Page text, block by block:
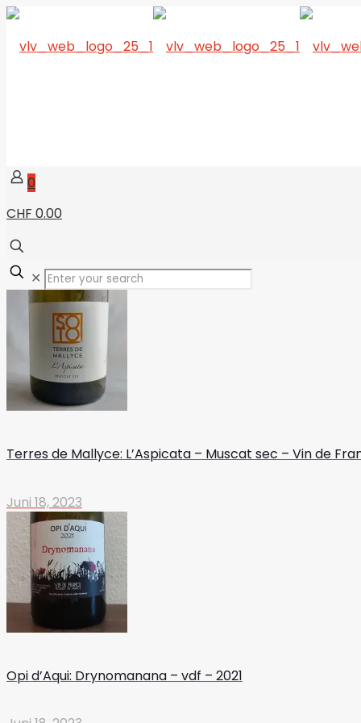
0
CHF 0.00
✕
Terres de Mallyce: L’Aspicata – Muscat sec – Vin de
Juni 18, 2023
Opi d’Aqui: Drynomanana – vdf – 2021